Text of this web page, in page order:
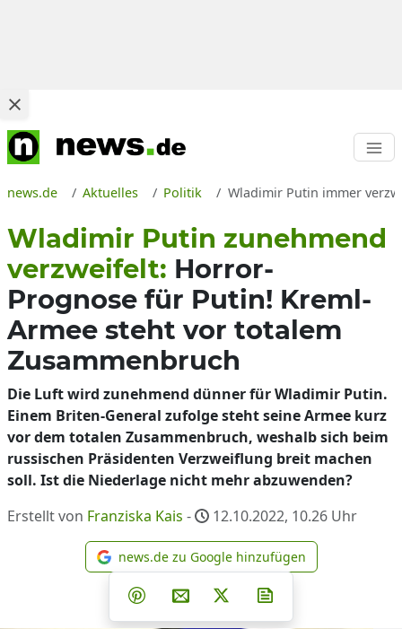
news.de Aktuelles Politik Wladimir Putin immer
Wladimir Putin zunehmend
verzweifelt: Horror-
Prognose für Putin! Kreml-
Armee steht vor totalem
Zusammenbruch
Die Luft wird zunehmend dünner für Wladimir Putin.
Einem Briten-General zufolge steht seine Armee kurz
vor dem totalen Zusammenbruch, weshalb sich beim
russischen Präsidenten Verzweiflung breit machen
soll. Ist die Niederlage nicht mehr abzuwenden?
Erstellt von Franziska Kais - 12.10.2022, 10.26 Uhr
news.de zu Google
news.de zu Google hinzufügen
Teilen auf Facebook
Teilen auf Whatsapp
Teilen auf Telegram
Teilen auf Pinterest
Per E-Mail teilen
Post auf X